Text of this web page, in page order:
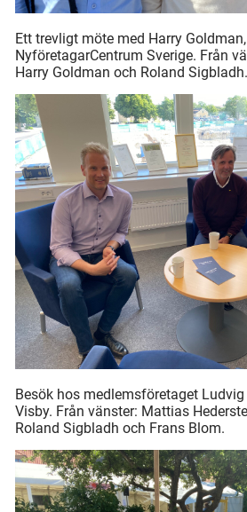
Ett trevligt möte med Harry
NyföretagarCentrum Sverige. Från
Harry Goldman och Roland Sigbladh.
Besök hos medlemsföretaget
Visby. Från vänster: Mattias
Roland Sigbladh och Frans Blom.